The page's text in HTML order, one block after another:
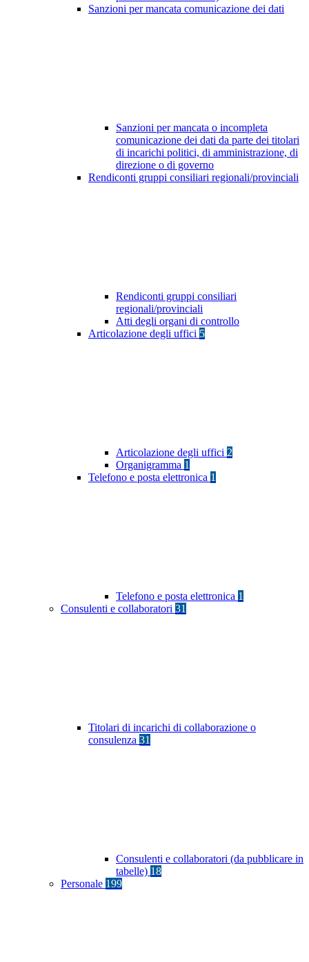
Sanzioni per mancata comunicazione dei dati
Sanzioni per mancata o incompleta
comunicazione dei dati da parte dei titolari
di incarichi politici, di amministrazione, di
direzione o di governo
Rendiconti gruppi consiliari regionali/provinciali
Rendiconti gruppi consiliari
regionali/provinciali
Atti degli organi di controllo
Articolazione degli uffici 5
Articolazione degli uffici 2
Organigramma 1
Telefono e posta elettronica 1
Telefono e posta elettronica 1
Consulenti e collaboratori 31
Titolari di incarichi di collaborazione o
consulenza 31
Consulenti e collaboratori (da pubblicare in
tabelle) 18
Personale 199